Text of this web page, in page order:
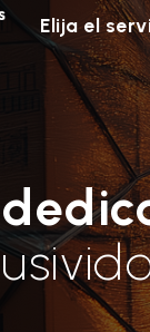
Elija el